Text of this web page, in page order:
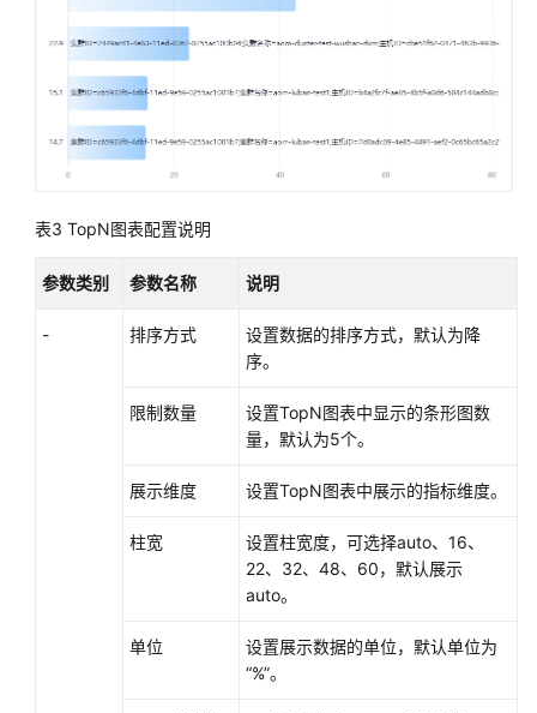
在
线
时
长
设
仪
盘
表3 TopN图表配置说明
参数类别 参数名称 说明
- 排序方式
设置数据的排序方式，默认为降
序。
限制数量
设置TopN图表中显示的条形图数
量，默认为5个。
展示维度 设置TopN图表中展示的指标维度。
柱宽
设置柱宽度，可选择auto、16、
22、32、48、60，默认展示
auto。
单位
设置展示数据的单位，默认单位为
“%”。